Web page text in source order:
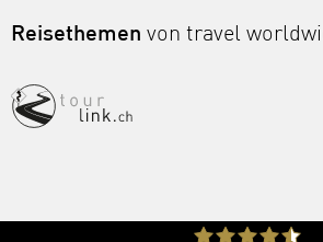
Reisethemen von travel